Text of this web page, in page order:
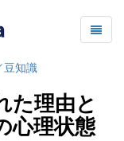
豆知識
た理由と
心理状態